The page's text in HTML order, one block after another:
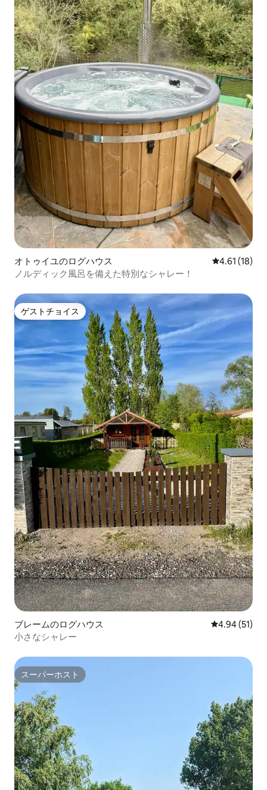
オトゥイユのログハウス レビュー18
4.61 (18)
ノルディック風呂を備えた特別なシャレー！
ゲストチョイス
ゲストチョイス
ブレームのログハウス レビュー51
4.94 (51)
小さなシャレー
スーパーホスト
スーパーホスト